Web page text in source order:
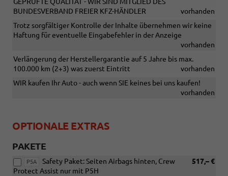
BUNDESVERBAND FREIER KFZ-HÄNDLER
vorhanden
Trotz sorgfältiger Kontrolle der Inhalte übernehmen wir keine
Haftung für eventuelle Eingabefehler in der Anzeige
vorhanden
Verlängerung der Herstellergarantie auf 5 Jahre bis max.
100.000 km (2+3) was zuerst Eintritt
vorhanden
WIR kaufen Ihr Auto - auch wenn SIE keines bei uns kaufen!
vorhanden
OPTIONALE EXTRAS
PAKETE
P5A 517,– €
Safety Paket: Seiten Airbags hinten, Crew
Protect Assist nur mit P5H